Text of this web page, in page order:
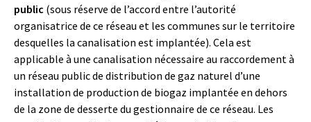
public (sous réserve de l’accord entre l’autorité
organisatrice de ce réseau et les communes sur le territoire
desquelles la canalisation est implantée). Cela est
applicable à une canalisation nécessaire au raccordement à
un réseau public de distribution de gaz naturel d’une
installation de production de biogaz implantée en dehors
de la zone de desserte du gestionnaire de ce réseau. Les